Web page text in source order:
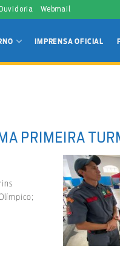
Webmail
IMPRENSA OFICIAL
PRIMEIRA